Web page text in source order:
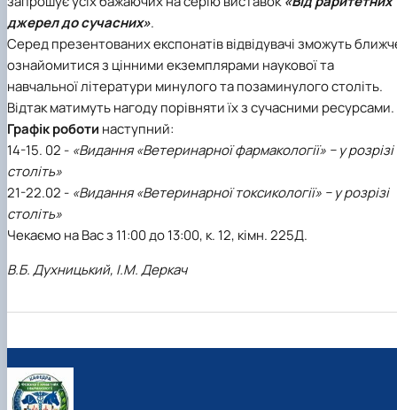
Фотогалерея
джерел до сучасних».
Серед презентованих експонатів відвідувачі зможуть
ознайомитися з цінними екземплярами наукової та
навчальної літератури минулого та позаминулого століть.
Відтак матимуть нагоду порівняти їх з сучасними ресурсами.
Графік роботи наступний:
14-15. 02 - «Видання «Ветеринарної фармакології» − у розрізі
століть»
21-22.02 - «Видання «Ветеринарної токсикології» − у розрізі
століть»
Чекаємо на Вас з 11:00 до 13:00, к. 12, кімн. 225Д.
В.Б. Духницький, І.М. Деркач